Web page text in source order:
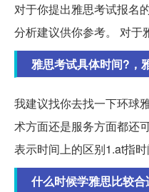
对于你提出雅思考试报名
分析建议供你参考。 对于
雅思考试具体时间?，
我建议找你去找一下环球
术方面还是服务方面都还
表示时间上的区别1.at指时
什么时候学雅思比较合